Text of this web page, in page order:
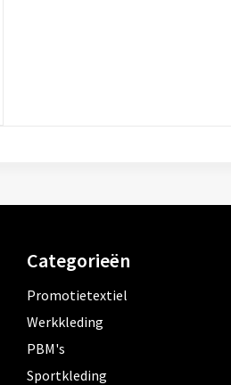
Categorieën
Promotietextiel
Werkkleding
PBM's
Sportkleding